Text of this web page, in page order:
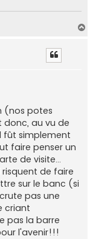
(nos potes
au vu de
fût simplement
faire penser un
de visite...
de faire
sur le banc (si
pas une
criant
pas la barre
l'avenir!!!